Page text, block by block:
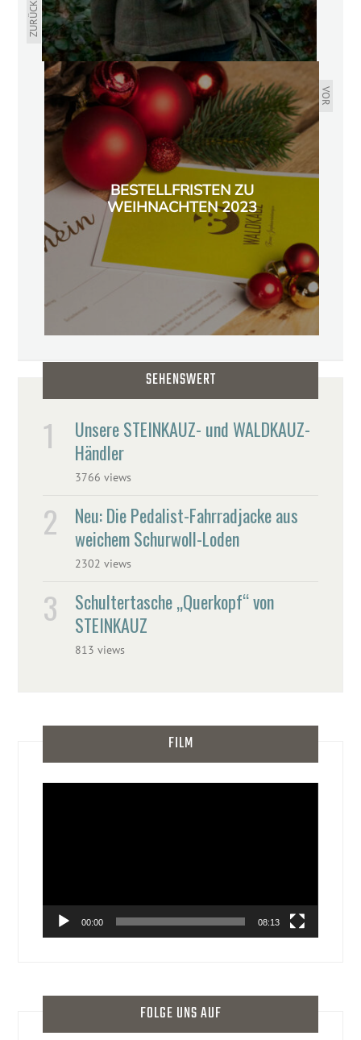
ZURÜCK
VOR
BESTELLFRISTEN ZU
WEIHNACHTEN 2023
SEHENSWERT
Unsere STEINKAUZ- und WALDKAUZ-
Händler
3766 views
Neu: Die Pedalist-Fahrradjacke aus
weichem Schurwoll-Loden
2302 views
Schultertasche „Querkopf“ von
STEINKAUZ
813 views
FILM
00:00 08:13
FOLGE UNS AUF